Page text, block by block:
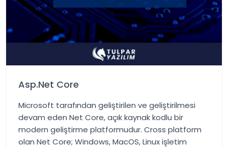
Asp.Net Core
Microsoft tarafından geliştirilen ve geliştirilmesi
devam eden Net Core, açık kaynak kodlu bir
modern geliştirme platformudur. Cross platform
olan Net Core; Windows, MacOS, Linux işletim